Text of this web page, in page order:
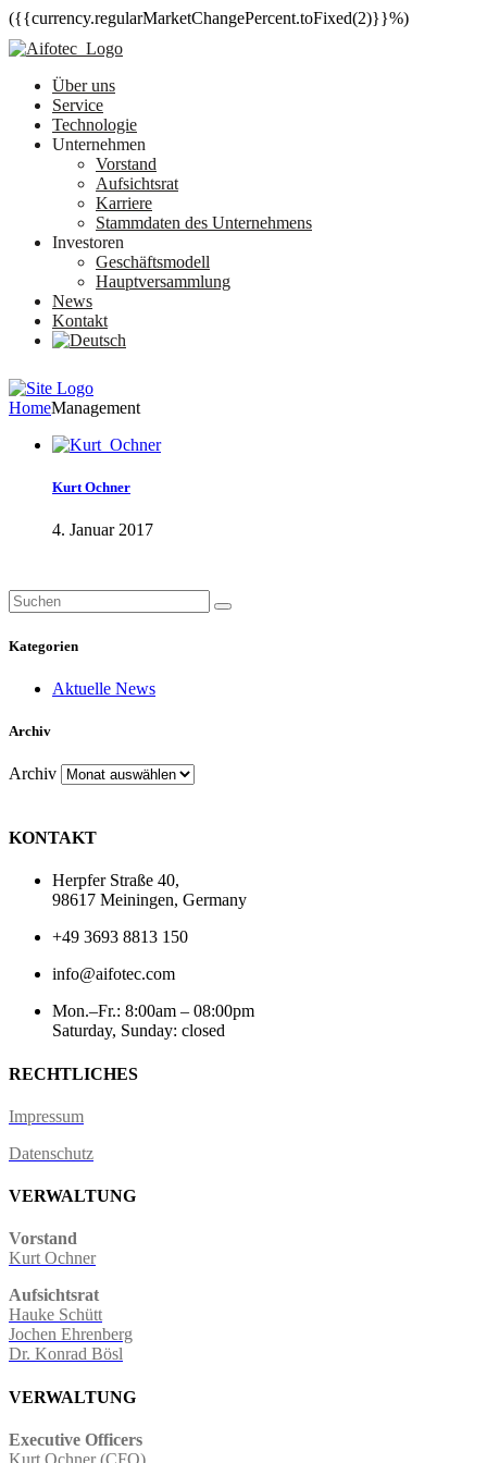
({{currency.regularMarketChangePercent.toFixed(2)}}%)
Über uns
Service
Technologie
Unternehmen
Vorstand
Aufsichtsrat
Karriere
Stammdaten des Unternehmens
Investoren
Geschäftsmodell
Hauptversammlung
News
Kontakt
HomeManagement
Kurt Ochner
4. Januar 2017
Kategorien
Aktuelle News
Archiv
Archiv
KONTAKT
Herpfer Straße 40,
98617 Meiningen, Germany
+49 3693 8813 150
info@aifotec.com
Mon.–Fr.: 8:00am – 08:00pm
Saturday, Sunday: closed
RECHTLICHES
Impressum
Datenschutz
VERWALTUNG
Vorstand
Kurt Ochner
Aufsichtsrat
Hauke Schütt
Jochen Ehrenberg
Dr. Konrad Bösl
VERWALTUNG
Executive Officers
Kurt Ochner (CFO)